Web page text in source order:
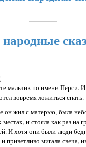
мальчик по имени Перси.
вовремя ложиться спать.
он жил с матерью, была
местах, и стояла как раз на
И хотя они были люди
приветливо мигала свеча,